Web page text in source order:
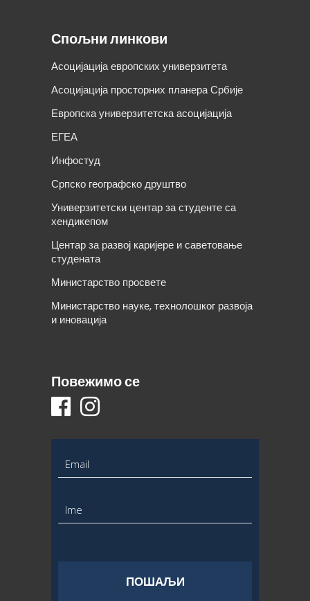
Спољни линкови
Асоцијација европских универзитета
Асоцијација просторних планера Србије
Европска универзитетска асоцијација
ЕГЕА
Инфостуд
Српско географско друштво
Универзитетски центар за студенте са
хендикепом
Центар за развој каријере и саветовање
студената
Министарство просвете
Министарство науке, технолошког развоја
и иновација
Повежимо се